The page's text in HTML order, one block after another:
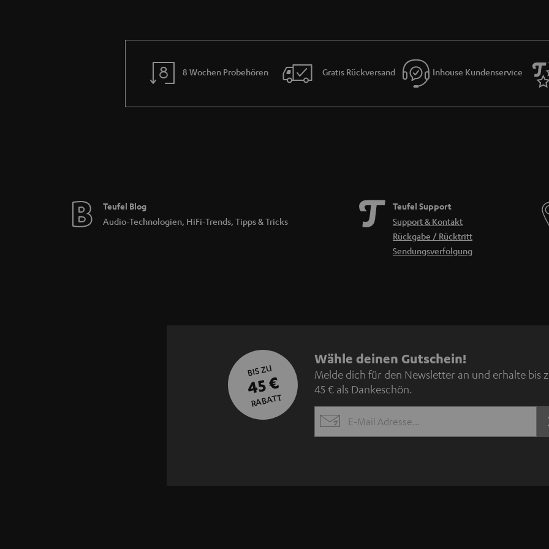
8 Wochen Probehören Gratis Rückversand Inhouse Kundenservice
Teufel Blog
Audio-Technologien, HiFi-Trends, Tipps & Tricks
Teufel Support
Support & Kontakt
Rückgabe / Rücktritt
Sendungsverfolgung
BIS ZU
45 €
RABATT
N
e
w
s
Wähle deinen Gutschein!
Melde dich für den Newsletter an und erhalte bis
45 € als Dankeschön.
EMAIL